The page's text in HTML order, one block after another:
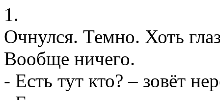
1.
Очнулся. Темно. Хоть
Вообще ничего.
- Есть тут кто? – зовёт